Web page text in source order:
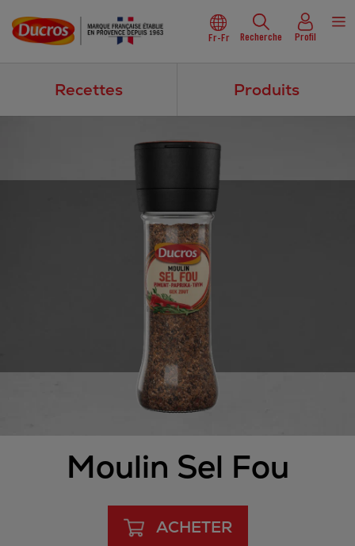
Fr-Fr Recherche Profil
Recettes Produits
Moulin Sel Fou
ACHETER